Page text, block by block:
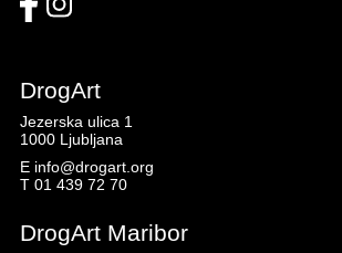
DrogArt
Jezerska ulica 1
1000 Ljubljana
E info@drogart.org
T 01 439 72 70
DrogArt Maribor